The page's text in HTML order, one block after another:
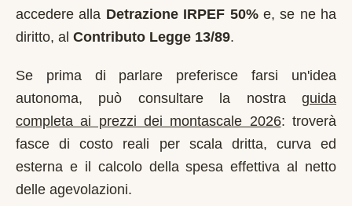
accedere alla Detrazione IRPEF 50%e, se ne ha
diritto, al Contributo Legge 13/89.
Se prima di parlare preferisce farsi un'idea
autonoma, può consultare la nostra
guida
completa ai prezzi dei montascale 2026: troverà
fasce di costo reali per scala dritta, curva ed
esterna e il calcolo della spesa effettiva al netto
delle agevolazioni.